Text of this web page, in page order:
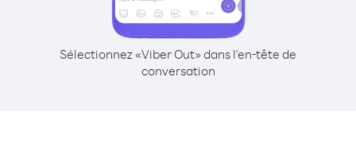
Sélectionnez «Viber Out» dans l'en-tête de
conversation